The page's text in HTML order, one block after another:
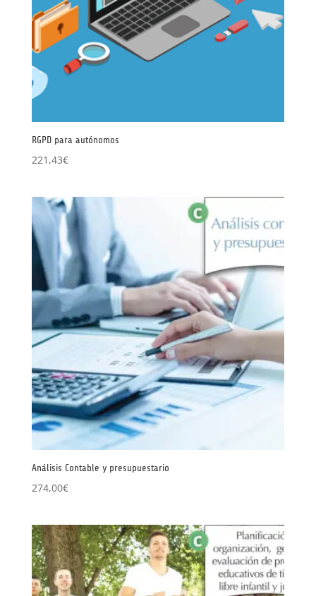
RGPD para autónomos
221,43€
Análisis Contable y presupuestario
274,00€